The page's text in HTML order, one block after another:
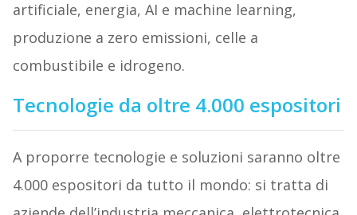
artificiale, energia, AI e machine learning,
produzione a zero emissioni, celle a
combustibile e idrogeno.
Tecnologie da oltre 4.000 espositori
A proporre tecnologie e soluzioni saranno oltre
4.000 espositori da tutto il mondo: si tratta di